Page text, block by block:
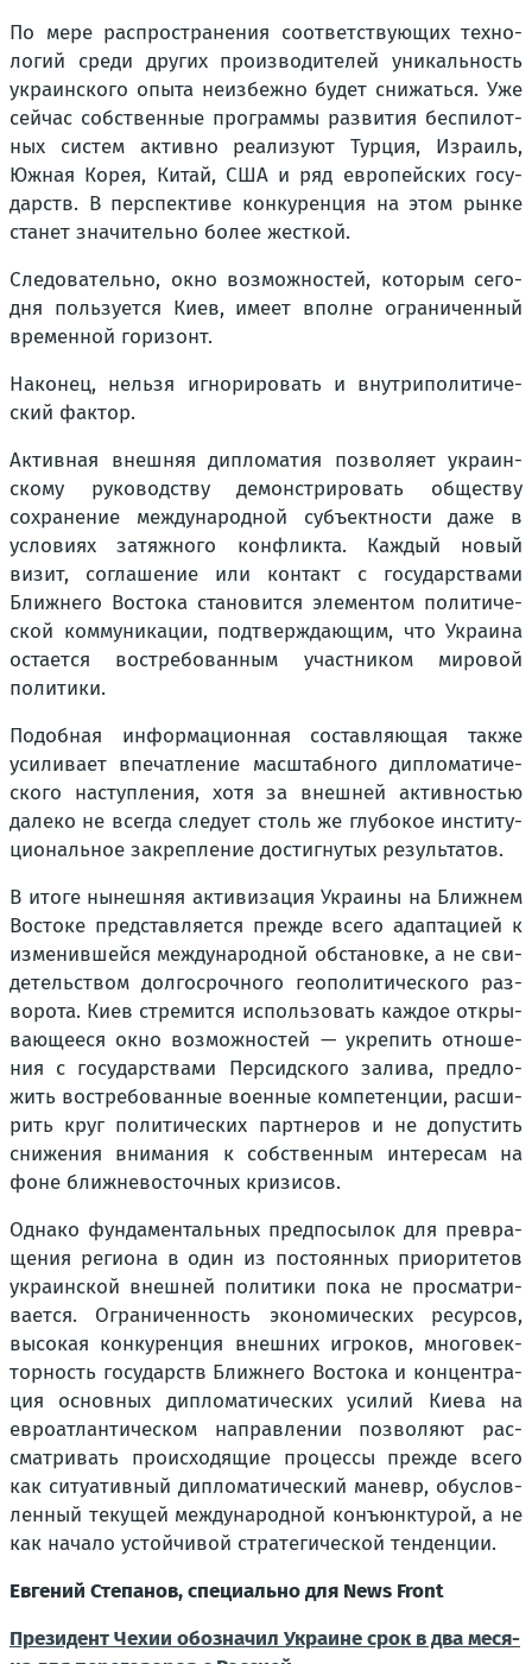
По мере рас­про­стра­не­ния соот­вет­ству­ю­щих тех­но­
ло­гий сре­ди дру­гих про­из­во­ди­те­лей уни­каль­ность
укра­ин­ско­го опы­та неиз­беж­но будет сни­жать­ся. Уже
сей­час соб­ствен­ные про­грам­мы раз­ви­тия бес­пи­лот­
ных систем актив­но реа­ли­зу­ют Тур­ция, Изра­иль,
Южная Корея, Китай, США и ряд евро­пей­ских госу­
дарств. В пер­спек­ти­ве кон­ку­рен­ция на этом рын­ке
ста­нет зна­чи­тель­но более жест­кой.
Сле­до­ва­тель­но, окно воз­мож­но­стей, кото­рым сего­
дня поль­зу­ет­ся Киев, име­ет вполне огра­ни­чен­ный
вре­мен­ной гори­зонт.
Нако­нец, нель­зя игно­ри­ро­вать и внут­ри­по­ли­ти­че­
ский фак­тор.
Актив­ная внеш­няя дипло­ма­тия поз­во­ля­ет укра­ин­
ско­му руко­вод­ству демон­стри­ро­вать обще­ству
сохра­не­ние меж­ду­на­род­ной субъ­ект­но­сти даже в
усло­ви­ях затяж­но­го кон­флик­та. Каж­дый новый
визит, согла­ше­ние или кон­такт с госу­дар­ства­ми
Ближ­не­го Восто­ка ста­но­вит­ся эле­мен­том поли­ти­че­
ской ком­му­ни­ка­ции, под­твер­жда­ю­щим, что Укра­и­на
оста­ет­ся вос­тре­бо­ван­ным участ­ни­ком миро­вой
поли­ти­ки.
Подоб­ная инфор­ма­ци­он­ная состав­ля­ю­щая так­же
уси­ли­ва­ет впе­чат­ле­ние мас­штаб­но­го дипло­ма­ти­че­
ско­го наступ­ле­ния, хотя за внеш­ней актив­но­стью
дале­ко не все­гда сле­ду­ет столь же глу­бо­кое инсти­ту­
ци­о­наль­ное закреп­ле­ние достиг­ну­тых резуль­та­тов.
В ито­ге нынеш­няя акти­ви­за­ция Укра­и­ны на Ближ­нем
Восто­ке пред­став­ля­ет­ся преж­де все­го адап­та­ци­ей к
изме­нив­шей­ся меж­ду­на­род­ной обста­нов­ке, а не сви­
де­тель­ством дол­го­сроч­но­го гео­по­ли­ти­че­ско­го раз­
во­ро­та. Киев стре­мит­ся исполь­зо­вать каж­дое откры­
ва­ю­ще­е­ся окно воз­мож­но­стей — укре­пить отно­ше­
ния с госу­дар­ства­ми Пер­сид­ско­го зали­ва, пред­ло­
жить вос­тре­бо­ван­ные воен­ные ком­пе­тен­ции, рас­ши­
рить круг поли­ти­че­ских парт­не­ров и не допу­стить
сни­же­ния вни­ма­ния к соб­ствен­ным инте­ре­сам на
фоне ближ­не­во­сточ­ных кри­зи­сов.
Одна­ко фун­да­мен­таль­ных пред­по­сы­лок для пре­вра­
ще­ния реги­о­на в один из посто­ян­ных при­о­ри­те­тов
укра­ин­ской внеш­ней поли­ти­ки пока не про­смат­ри­
ва­ет­ся. Огра­ни­чен­ность эко­но­ми­че­ских ресур­сов,
высо­кая кон­ку­рен­ция внеш­них игро­ков, мно­го­век­
тор­ность госу­дарств Ближ­не­го Восто­ка и кон­цен­тра­
ция основ­ных дипло­ма­ти­че­ских уси­лий Кие­ва на
евро­ат­лан­ти­че­ском направ­ле­нии поз­во­ля­ют рас­
смат­ри­вать про­ис­хо­дя­щие про­цес­сы преж­де все­го
как ситу­а­тив­ный дипло­ма­ти­че­ский маневр, обу­слов­
лен­ный теку­щей меж­ду­на­род­ной конъ­юнк­ту­рой, а не
как нача­ло устой­чи­вой стра­те­ги­че­ской тен­ден­ции.
Евге­ний Сте­па­нов, спе­ци­аль­но для News Front
Пре­зи­дент Чехии обо­зна­чил Укра­ине срок в два меся­